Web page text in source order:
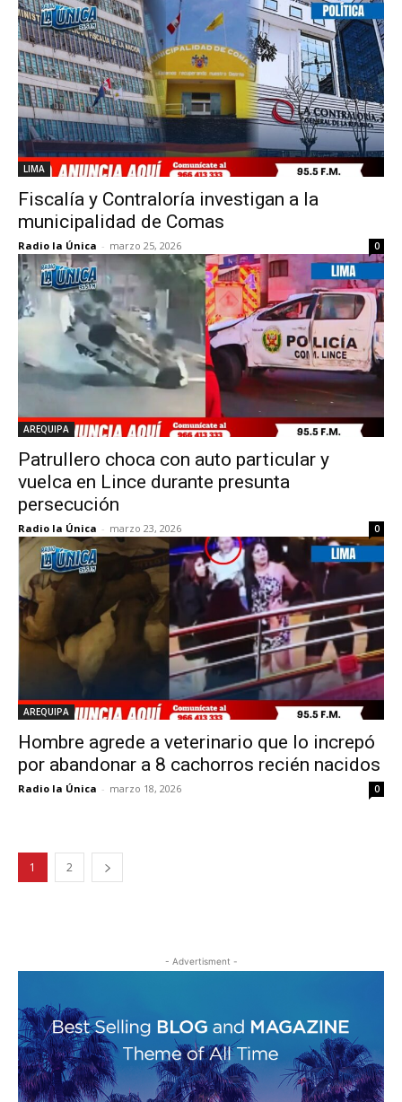
LIMA
Fiscalía y Contraloría investigan a la
municipalidad de Comas
Radio la Única - marzo 25, 2026 0
AREQUIPA
Patrullero choca con auto particular y
vuelca en Lince durante presunta
persecución
Radio la Única - marzo 23, 2026 0
AREQUIPA
Hombre agrede a veterinario que lo increpó
por abandonar a 8 cachorros recién nacidos
Radio la Única - marzo 18, 2026 0
1 2
- Advertisment -